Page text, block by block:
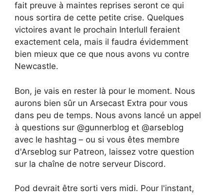
fait preuve à maintes reprises seront ce qui
nous sortira de cette petite crise. Quelques
victoires avant le prochain Interlull feraient
exactement cela, mais il faudra évidemment
bien mieux que ce que nous avons vu contre
Newcastle.
Bon, je vais en rester là pour le moment. Nous
aurons bien sûr un Arsecast Extra pour vous
dans peu de temps. Nous avons lancé un appel
à questions sur @gunnerblog et @arseblog
avec le hashtag – ou si vous êtes membre
d'Arseblog sur Patreon, laissez votre question
sur la chaîne de notre serveur Discord.
Pod devrait être sorti vers midi. Pour l'instant,